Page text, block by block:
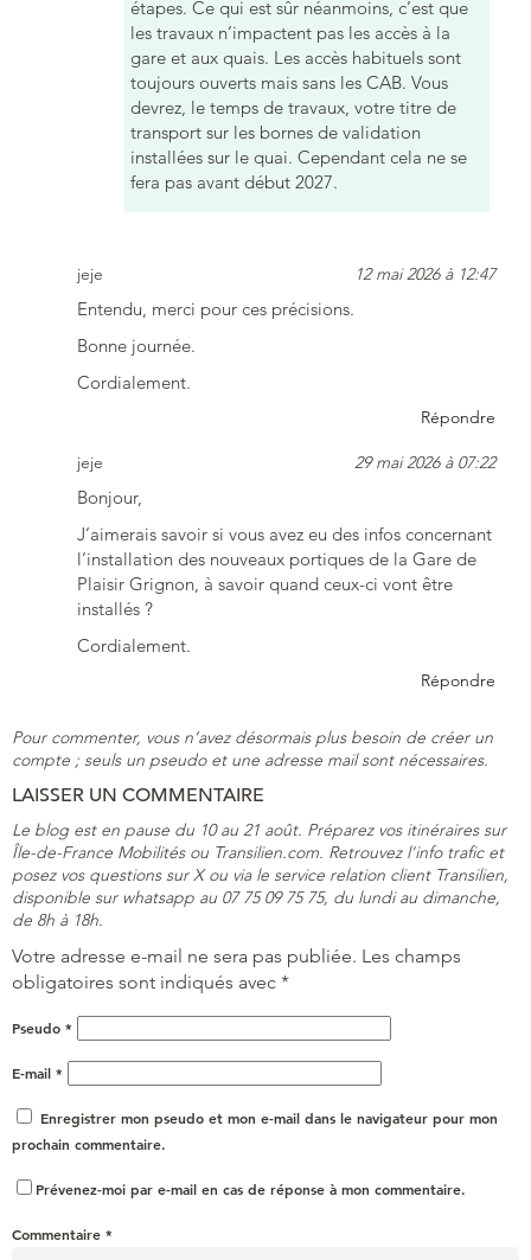
étapes. Ce qui est sûr néanmoins, c’est que
les travaux n’impactent pas les accès à la
gare et aux quais. Les accès habituels sont
toujours ouverts mais sans les CAB. Vous
devrez, le temps de travaux, votre titre de
transport sur les bornes de validation
installées sur le quai. Cependant cela ne se
fera pas avant début 2027.
jeje 12 mai 2026 à 12:47
Entendu, merci pour ces précisions.
Bonne journée.
Cordialement.
Répondre
jeje 29 mai 2026 à 07:22
Bonjour,
J’aimerais savoir si vous avez eu des infos concernant
l’installation des nouveaux portiques de la Gare de
Plaisir Grignon, à savoir quand ceux-ci vont être
installés ?
Cordialement.
Répondre
Pour commenter, vous n’avez désormais plus besoin de créer un
compte ; seuls un pseudo et une adresse mail sont nécessaires.
LAISSER UN COMMENTAIRE
Le blog est en pause du 10 au 21 août. Préparez vos itinéraires sur
Île-de-France Mobilités ou Transilien.com. Retrouvez l'info trafic et
posez vos questions sur X ou via le service relation client Transilien,
disponible sur whatsapp au 07 75 09 75 75, du lundi au dimanche,
de 8h à 18h.
Votre adresse e-mail ne sera pas publiée. Les champs
obligatoires sont indiqués avec *
Pseudo *
E-mail *
Enregistrer mon pseudo et mon e-mail dans le navigateur pour mon
prochain commentaire.
Prévenez-moi par e-mail en cas de réponse à mon commentaire.
Commentaire *